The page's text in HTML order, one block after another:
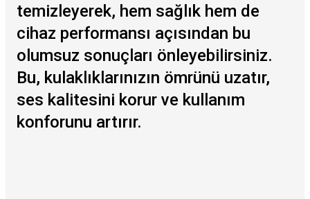
temizleyerek, hem sağlık hem de
cihaz performansı açısından bu
olumsuz sonuçları önleyebilirsiniz.
Bu, kulaklıklarınızın ömrünü uzatır,
ses kalitesini korur ve kullanım
konforunu artırır.